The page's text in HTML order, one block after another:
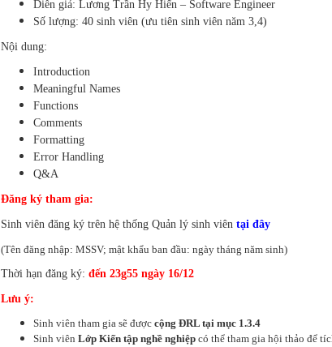
Diễn giả: Lương Trần Hy Hiến – Software Engineer
Số lượng: 40 sinh viên (ưu tiên sinh viên năm 3,4)
Nội dung:
Introduction
Meaningful Names
Functions
Comments
Formatting
Error Handling
Q&A
Đăng ký tham gia:
Sinh viên đăng ký trên hệ thống Quản lý sinh viên tại đây
(Tên đăng nhập: MSSV; mật khẩu ban đầu: ngày tháng năm sinh)
Thời hạn đăng ký: đến 23g55 ngày 16/12
Lưu ý:
Sinh viên tham gia sẽ được cộng ĐRL tại mục 1.3.4
Sinh viên Lớp Kiến tập nghề nghiệp có thể tham gia hội thảo để